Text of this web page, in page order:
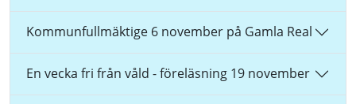
Kommunfullmäktige 6 november på Gamla Real
En vecka fri från våld - föreläsning 19 november